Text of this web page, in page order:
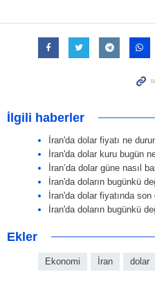
İlgili haberler
İran'da dolar fiyatı ne
İran'da dolar kuru bugün
İran’da dolar güne nasıl
İran'da doların bugünkü
İran'da dolar fiyatında
İran'da doların bugünkü
Ekler
Ekonomi İran dolar